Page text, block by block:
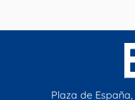
Plaza de